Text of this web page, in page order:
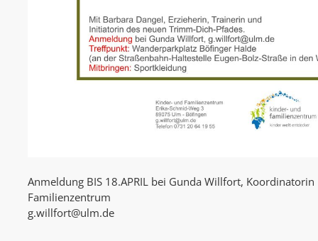
Anmeldung BIS 18.APRIL bei Gunda Willfort,
Familienzentrum
g.willfort@ulm.de